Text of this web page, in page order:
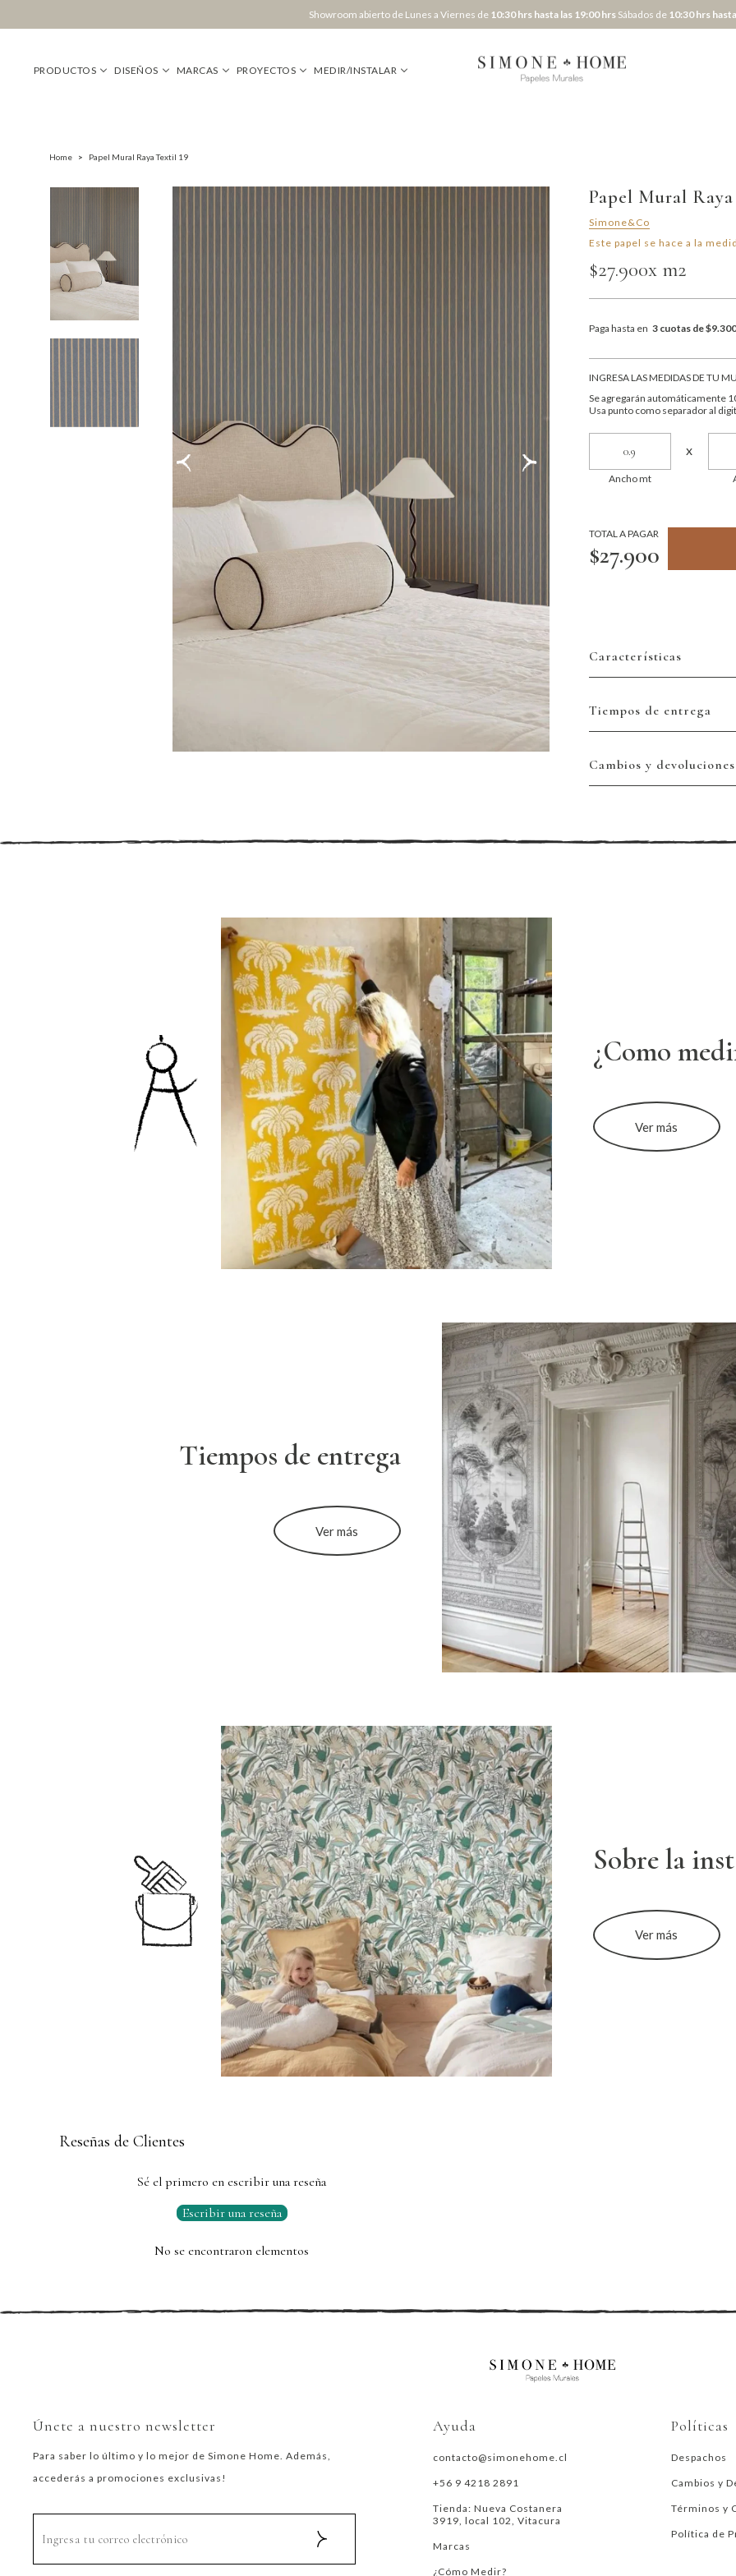
Showroom abierto de Lunes a Viernes de 10:30 hrs hasta las 19:00 hrs Sábados de 10:30 hrs
PRODUCTOS DISEÑOS MARCAS PROYECTOS MEDIR/INSTALAR
Home > Papel Mural Raya Textil 19
Papel Mural
Simone&Co
Este papel se hace a la
$27.900x m2
Paga hasta en 3 cuotas de $9.300
INGRESA LAS MEDIDAS DE TU
Se agregarán automáticamente
Usa punto como separador al
Ancho mt
x
TOTAL A PAGAR
$27.900
Características
Tiempos de entrega
Cambios y devoluciones
¿Como
Ver más
Tiempos de entrega
Ver más
Sobre la
Ver más
Reseñas de Clientes
Sé el primero en escribir una reseña
Escribir una reseña
No se encontraron elementos
Únete a nuestro newsletter
Para saber lo último y lo mejor de Simone Home. Además,
accederás a promociones exclusivas!
Ayuda
contacto@simonehome.cl
+56 9 4218 2891
Tienda: Nueva Costanera
3919, local 102, Vitacura
Marcas
¿Cómo Medir?
Políticas
Despachos
Cambios y
Términos y
Política de